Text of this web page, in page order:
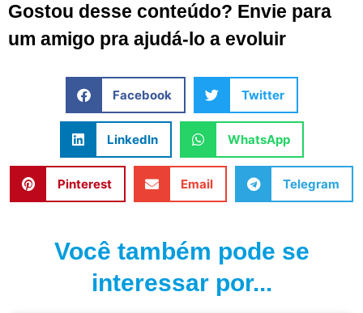
Gostou desse conteúdo? Envie para
um amigo pra ajudá-lo a evoluir
Facebook Twitter
LinkedIn WhatsApp
Pinterest Email Telegram
Você também pode se
interessar por...